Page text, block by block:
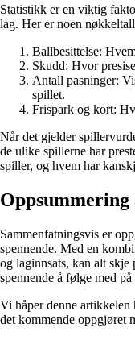
Statistikk er en viktig
lag. Her er noen
Ballbesittelse:
Skudd: Hvor
Antall pasninger:
spillet.
Frispark og kort:
Når det gjelder
de ulike spillerne har
spiller, og hvem har
Sammenfatningsvis er
spennende. Med en
og laginnsats, kan alt skje
spennende å følge med
Vi håper denne
det kommende oppgjøret